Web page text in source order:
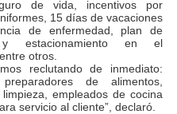
de vida, incentivos por
15 días de vacaciones
de enfermedad, plan de
y estacionamiento en el
otros.
de alimentos,
empleados de cocina
servicio al cliente”, declaró.